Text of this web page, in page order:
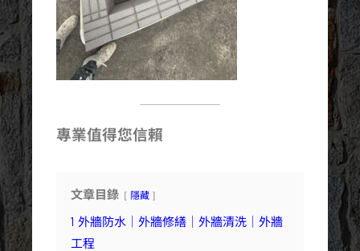
專業值得您信賴
文章目錄 隱藏
1 外牆防水｜外牆修繕｜外牆清洗｜外牆
工程